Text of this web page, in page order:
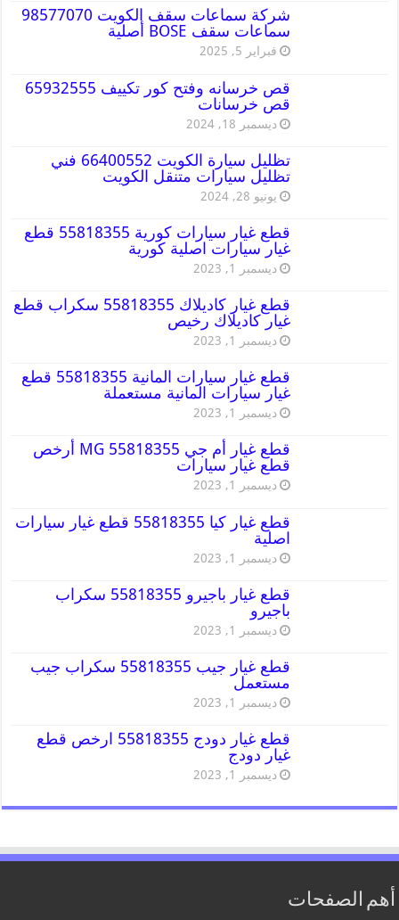
شركة سماعات سقف الكويت 98577070
سماعات سقف BOSE أصلية
فبراير 5, 2025
قص خرسانه وفتح كور تكييف 65932555
قص خرسانات
ديسمبر 18, 2024
تظليل سيارة الكويت 66400552 فني
تظليل سيارات متنقل الكويت
يونيو 28, 2024
قطع غيار سيارات كورية 55818355 قطع
غيار سيارات اصلية كورية
ديسمبر 1, 2023
قطع غيار كاديلاك 55818355 سكراب قطع
غيار كاديلاك رخيص
ديسمبر 1, 2023
قطع غيار سيارات المانية 55818355 قطع
غيار سيارات المانية مستعملة
ديسمبر 1, 2023
قطع غيار أم جي MG 55818355 أرخص
قطع غيار سيارات
ديسمبر 1, 2023
قطع غيار كيا 55818355 قطع غيار سيارات
اصلية
ديسمبر 1, 2023
قطع غيار باجيرو 55818355 سكراب
باجيرو
ديسمبر 1, 2023
قطع غيار جيب 55818355 سكراب جيب
مستعمل
ديسمبر 1, 2023
قطع غيار دودج 55818355 ارخص قطع
غيار دودج
ديسمبر 1, 2023
أهم الصفحات